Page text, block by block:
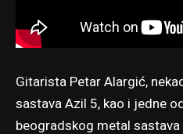
Gitarista Petar Alargić,
sastava Azil 5, kao i jedne
beogradskog metal